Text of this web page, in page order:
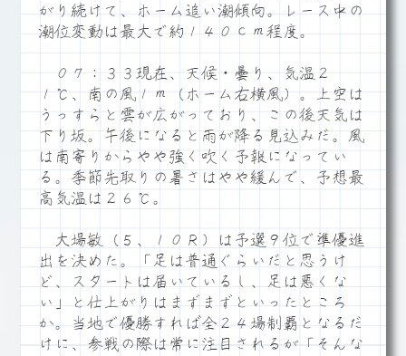
がり続けて、ホーム追い潮傾向。レース中の
潮位変動は最大で約１４０ｃｍ程度。
０７：３３現在、天候・曇り、気温２
１℃、南の風１ｍ（ホーム右横風）。上空は
うっすらと雲が広がっており、この後天気は
下り坂。午後になると雨が降る見込みだ。風
は南寄りからやや強く吹く予報になってい
る。季節先取りの暑さはやや緩んで、予想最
高気温は２６℃。
大場敏（５、１０Ｒ）は予選９位で準優進
出を決めた。「足は普通ぐらいだと思うけ
ど、スタートは届いているし、足は悪くな
い」と仕上がりはまずまずといったところ
か。当地で優勝すれば全２４場制覇となるだ
けに、参戦の際は常に注目されるが「そんな